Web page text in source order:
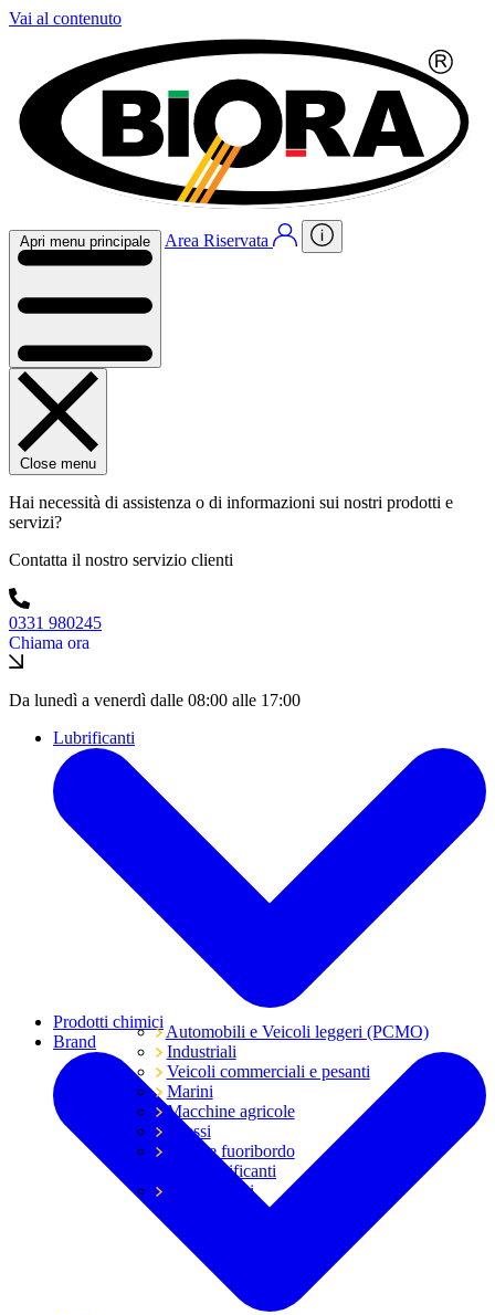
Vai al contenuto
Apri menu principale Area Riservata
Close menu
Hai necessità di assistenza o di informazioni sui nostri prodotti e
servizi?
Contatta il nostro servizio clienti
0331 980245
Chiama ora
Da lunedì a venerdì dalle 08:00 alle 17:00
Lubrificanti
Automobili e Veicoli leggeri (PCMO)
Industriali
Veicoli commerciali e pesanti
Marini
Macchine agricole
Grassi
Moto e fuoribordo
Tutti i lubrificanti
Trasmissioni
Prodotti chimici
Brand